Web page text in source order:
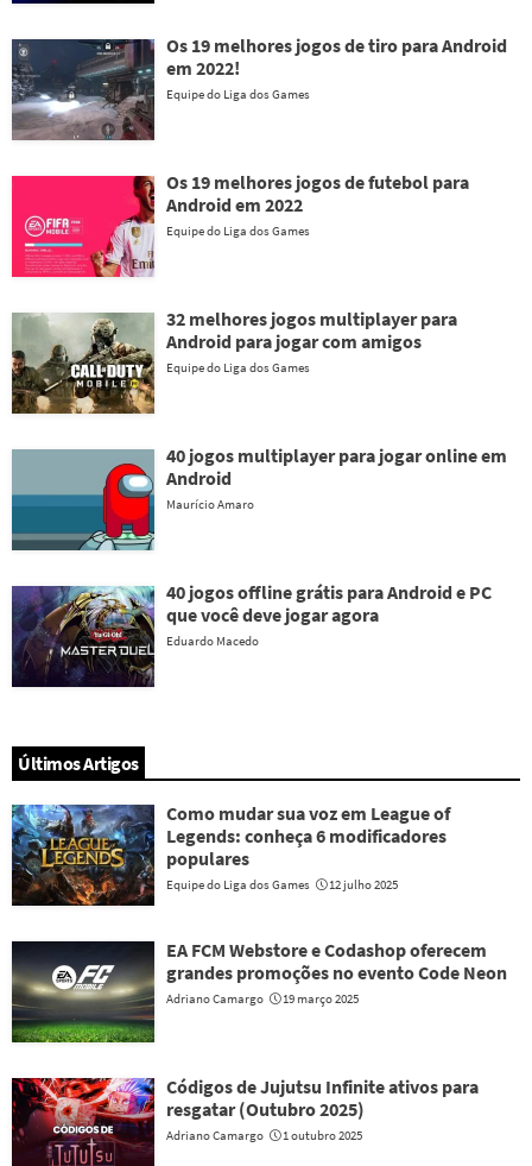
Os 19 melhores jogos de tiro para Android
em 2022!
Equipe do Liga dos Games
Os 19 melhores jogos de futebol para
Android em 2022
Equipe do Liga dos Games
32 melhores jogos multiplayer para
Android para jogar com amigos
Equipe do Liga dos Games
40 jogos multiplayer para jogar online em
Android
Maurício Amaro
40 jogos offline grátis para Android e PC
que você deve jogar agora
Eduardo Macedo
Últimos Artigos
Como mudar sua voz em League of
Legends: conheça 6 modificadores
populares
Equipe do Liga dos Games 12 julho 2025
EA FCM Webstore e Codashop oferecem
grandes promoções no evento Code Neon
Adriano Camargo 19 março 2025
Códigos de Jujutsu Infinite ativos para
resgatar (Outubro 2025)
Adriano Camargo 1 outubro 2025